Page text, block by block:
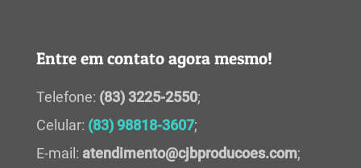
Entre em contato agora mesmo!
Telefone: (83) 3225-2550;
Celular: (83) 98818-3607;
E-mail: atendimento@cjbproducoes.com;